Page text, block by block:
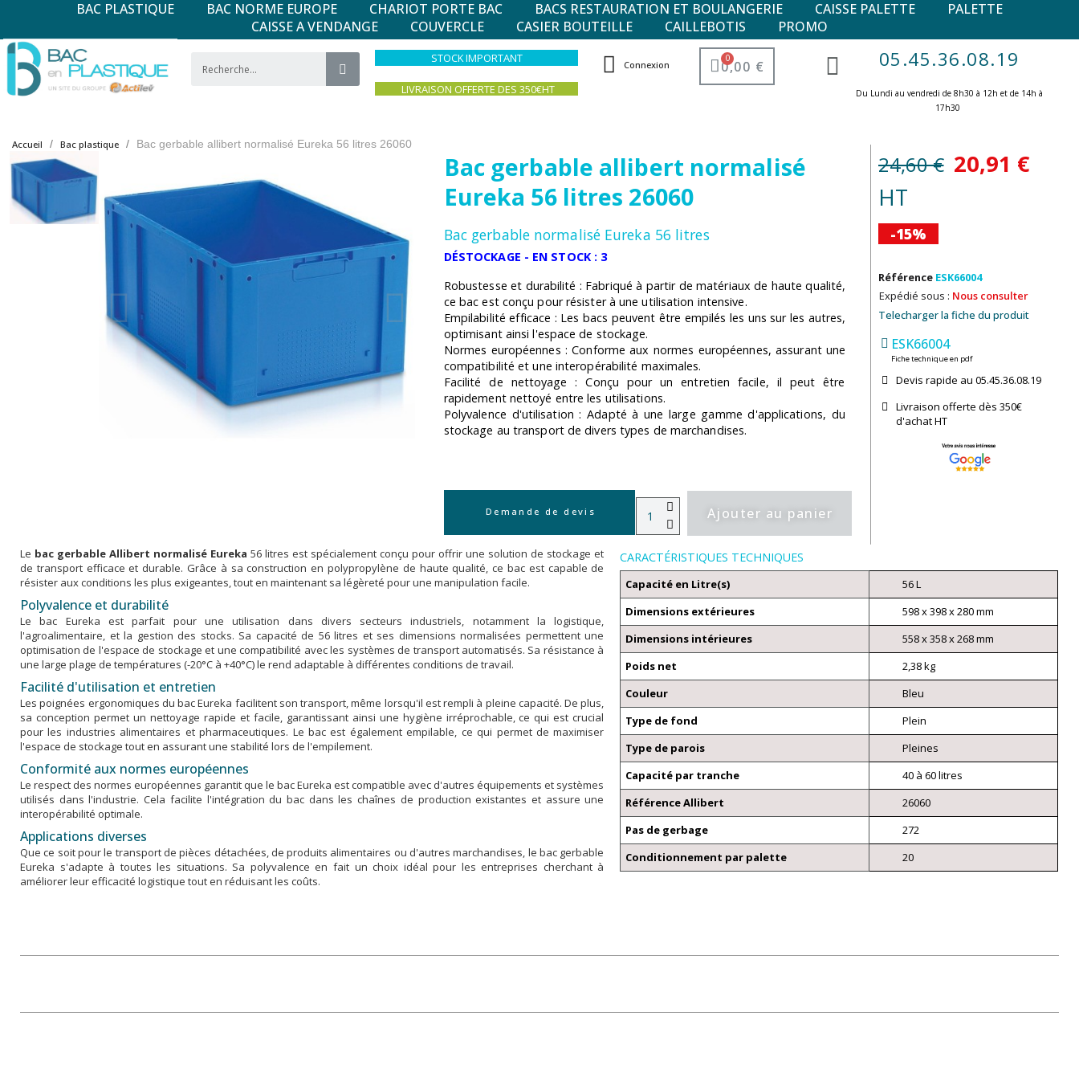
BAC PLASTIQUE BAC NORME EUROPE CHARIOT PORTE BAC BACS RESTAURATION ET BOULANGERIE CAISSE PALETTE
PALETTE
CAISSE A VENDANGE
COUVERCLE CASIER BOUTEILLE CAILLEBOTIS PROMO
STOCK IMPORTANT
LIVRAISON OFFERTE DES 350€HT
Connexion 0,00 € 05.45.36.08.19
Du Lundi au vendredi de 8h30 à 12h et de 14h à
17h30 ​
Accueil Bac plastique Bac gerbable allibert normalisé Eureka 56 litres 26060
Bac gerbable allibert normalisé
Eureka 56 litres 26060
Bac gerbable normalisé Eureka 56 litres
DÉSTOCKAGE - EN STOCK : 3
Robustesse et durabilité : Fabriqué à partir de matériaux de haute qualité,
ce bac est conçu pour résister à une utilisation intensive.
Empilabilité efficace : Les bacs peuvent être empilés les uns sur les autres,
optimisant ainsi l'espace de stockage.
Normes européennes : Conforme aux normes européennes, assurant une
compatibilité et une interopérabilité maximales.
Facilité de nettoyage : Conçu pour un entretien facile, il peut être
rapidement nettoyé entre les utilisations.
Polyvalence d'utilisation : Adapté à une large gamme d'applications, du
stockage au transport de divers types de marchandises.
Demande de devis Ajouter au panier
24,60 € 20,91 €
HT
-15%
Référence ESK66004
Expédié sous : Nous consulter
Telecharger la fiche du produit
ESK66004
Fiche technique en pdf
Devis rapide au 05.45.36.08.19​
Livraison offerte dès 350€
d'achat​ HT
Le bac gerbable Allibert normalisé Eureka 56 litres est spécialement conçu pour offrir une solution de stockage et
de transport efficace et durable. Grâce à sa construction en polypropylène de haute qualité, ce bac est capable de
résister aux conditions les plus exigeantes, tout en maintenant sa légèreté pour une manipulation facile.
Polyvalence et durabilité
Le bac Eureka est parfait pour une utilisation dans divers secteurs industriels, notamment la logistique,
l'agroalimentaire, et la gestion des stocks. Sa capacité de 56 litres et ses dimensions normalisées permettent une
optimisation de l'espace de stockage et une compatibilité avec les systèmes de transport automatisés. Sa résistance à
une large plage de températures (-20°C à +40°C) le rend adaptable à différentes conditions de travail.
Facilité d'utilisation et entretien
Les poignées ergonomiques du bac Eureka facilitent son transport, même lorsqu'il est rempli à pleine capacité. De plus,
sa conception permet un nettoyage rapide et facile, garantissant ainsi une hygiène irréprochable, ce qui est crucial
pour les industries alimentaires et pharmaceutiques. Le bac est également empilable, ce qui permet de maximiser
l'espace de stockage tout en assurant une stabilité lors de l'empilement.
Conformité aux normes européennes
Le respect des normes européennes garantit que le bac Eureka est compatible avec d'autres équipements et systèmes
utilisés dans l'industrie. Cela facilite l'intégration du bac dans les chaînes de production existantes et assure une
interopérabilité optimale.
Applications diverses
Que ce soit pour le transport de pièces détachées, de produits alimentaires ou d'autres marchandises, le bac gerbable
Eureka s'adapte à toutes les situations. Sa polyvalence en fait un choix idéal pour les entreprises cherchant à
améliorer leur efficacité logistique tout en réduisant les coûts.
CARACTÉRISTIQUES TECHNIQUES
Capacité en Litre(s)
56 L
Dimensions extérieures
598 x 398 x 280 mm
Dimensions intérieures
558 x 358 x 268 mm
Poids net
2,38 kg
Couleur
Bleu
Type de fond
Plein
Type de parois
Pleines
Capacité par tranche
40 à 60 litres
Référence Allibert
26060
Pas de gerbage
272
Conditionnement par palette
20